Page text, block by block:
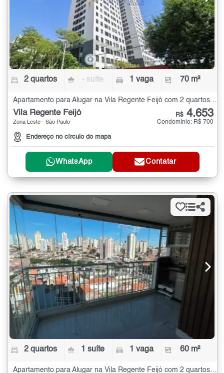
2 quartos - suíte 1 vaga 70 m²
Vila Regente Feijó
Zona Leste - São Paulo
Endereço no círculo do mapa
R$ 4.653
Condomínio: R$ 700
WhatsApp Contatar
2 quartos 1 suíte 1 vaga 60 m²